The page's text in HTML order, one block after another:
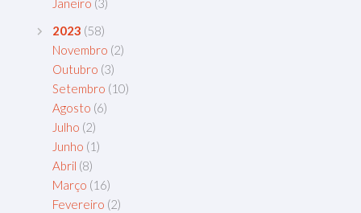
Janeiro (3)
2023 (58)
Novembro (2)
Outubro (3)
Setembro (10)
Agosto (6)
Julho (2)
Junho (1)
Abril (8)
Março (16)
Fevereiro (2)